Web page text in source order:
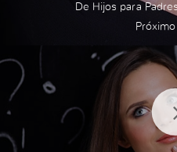
De Hijos para